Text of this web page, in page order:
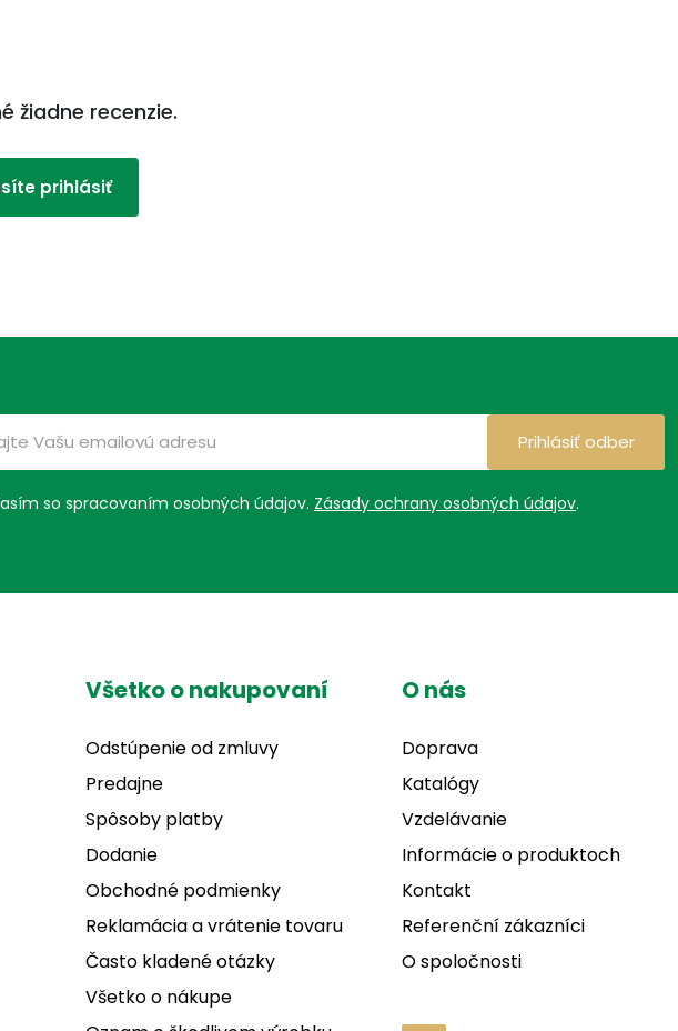
žiadne recenzie.
prihlásiť
so spracovaním osobných údajov. Zásady ochrany osobných údajov.
Prihlásiť odber
Všetko o nakupovaní
Odstúpenie od zmluvy
Predajne
Spôsoby platby
Dodanie
Obchodné podmienky
Reklamácia a vrátenie tovaru
Často kladené otázky
Všetko o nákupe
O nás
Doprava
Katalógy
Vzdelávanie
Informácie o produktoch
Kontakt
Referenční zákazníci
O spoločnosti